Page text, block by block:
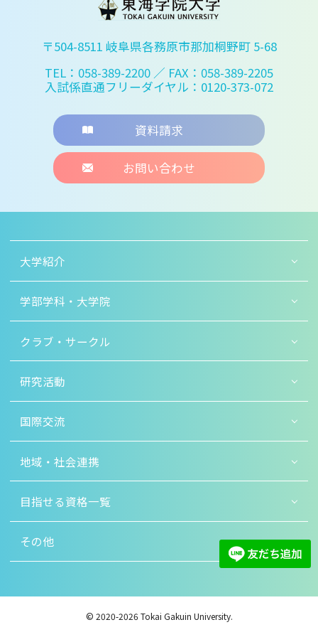
〒504-8511 岐阜県各務原市那加桐野町 5-68
TEL：058-389-2200 ／ FAX：058-389-2205
入試係直通フリーダイヤル：0120-373-072
資料請求
お問い合わせ
大学紹介
学部学科・大学院
クラブ・サークル
研究活動
国際交流
地域・社会連携
目指せる資格一覧
その他
© 2020-2026 Tokai Gakuin University.